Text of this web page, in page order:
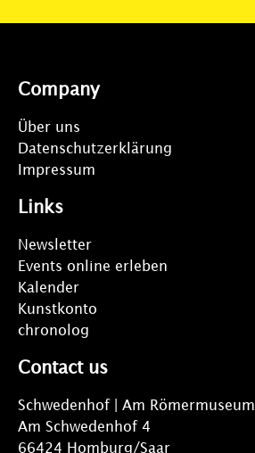
Company
Über uns
Datenschutzerklärung
Impressum
Links
Newsletter
Events online erleben
Kalender
Kunstkonto
chronolog
Contact us
Schwedenhof | Am Römermuseum
Am Schwedenhof 4
66424 Homburg/Saar